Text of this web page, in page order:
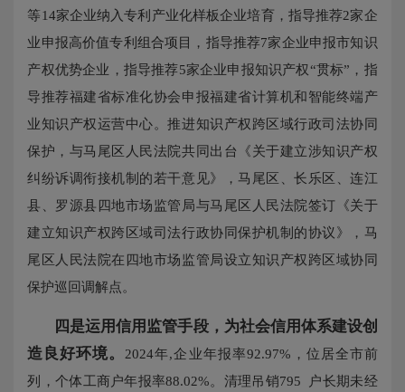
等14家企业纳入专利产业化样板企业培育，指导推荐2家企
业申报高价值专利组合项目，指导推荐7家企业申报市知识
产权优势企业，指导推荐5家企业申报知识产权“贯标”，指
导推荐福建省标准化协会申报福建省计算机和智能终端产
业知识产权运营中心。推进知识产权跨区域行政司法协同
保护，与马尾区人民法院共同出台《关于建立涉知识产权
纠纷诉调衔接机制的若干意见》，马尾区、长乐区、连江
县、罗源县四地市场监管局与马尾区人民法院签订《关于
建立知识产权跨区域司法行政协同保护机制的协议》，马
尾区人民法院在四地市场监管局设立知识产权跨区域协同
保护巡回调解点。
四是运用信用监管手段，为社会信用体系建设创
造良好环境。2024年,企业年报率92.97%，位居全市前
列，个体工商户年报率88.02%。清理吊销795 户长期未经